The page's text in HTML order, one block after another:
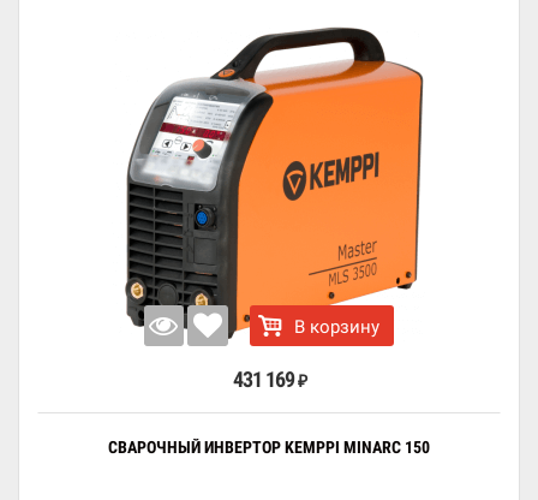
В корзину
431 169 ₽
СВАРОЧНЫЙ ИНВЕРТОР KEMPPI MINARC 150